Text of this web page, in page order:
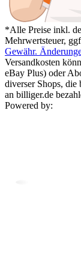
*Alle Preise inkl.
Mehrwertsteuer,
Gewähr.
Versandkosten
eBay Plus) oder
diverser Shops,
an billiger.de
Powered by: